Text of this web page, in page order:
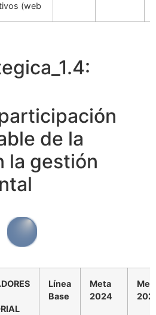
(web
de la
la gestión
Línea
Base
Meta
2024